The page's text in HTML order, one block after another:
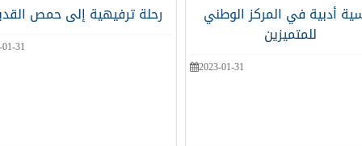
رحلة ترفيهية إلى حمص
31
أدبية في المركز الوطني
للمتميزين
2023-01-31